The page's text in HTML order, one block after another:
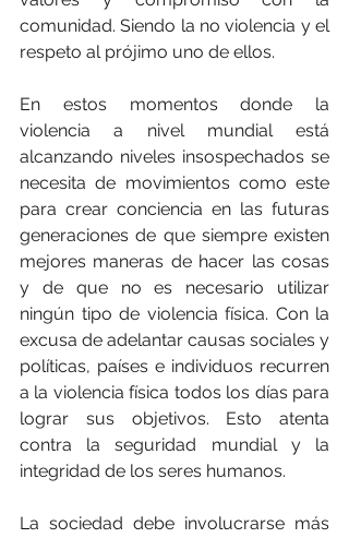
comunidad. Siendo la no violencia y el
respeto al prójimo uno de ellos.
En estos momentos donde la
violencia a nivel mundial está
alcanzando niveles insospechados se
necesita de movimientos como este
para crear conciencia en las futuras
generaciones de que siempre existen
mejores maneras de hacer las cosas
y de que no es necesario utilizar
ningún tipo de violencia física. Con la
excusa de adelantar causas sociales y
políticas, países e individuos recurren
a la violencia física todos los días para
lograr sus objetivos. Esto atenta
contra la seguridad mundial y la
integridad de los seres humanos.
La sociedad debe involucrarse más